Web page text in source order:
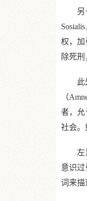
另一
权，
除死
此外
（
者，
社会。
左翼
意识
词来描